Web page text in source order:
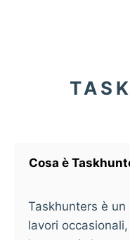
Cosa è
Taskhunters è
lavori